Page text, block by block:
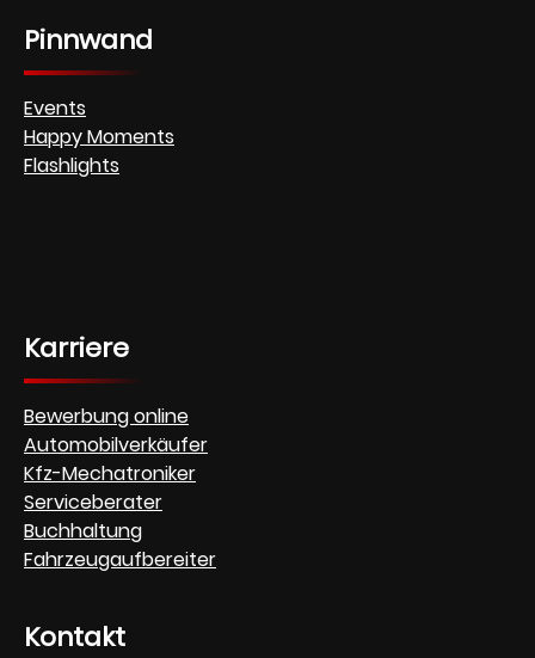
Pinnwand
Events
Happy Moments
Flashlights
Karriere
Bewerbung online
Automobilverkäufer
Kfz-Mechatroniker
Serviceberater
Buchhaltung
Fahrzeugaufbereiter
Kontakt